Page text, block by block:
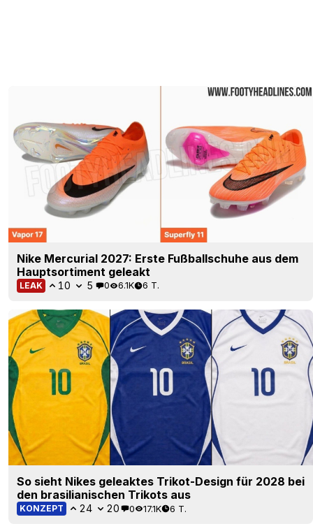
Nike Mercurial 2027: Erste Fußballschuhe aus dem
Hauptsortiment geleakt
LEAK 10 5 0 6.1K 6 T.
So sieht Nikes geleaktes Trikot-Design für 2028 bei
den brasilianischen Trikots aus
KONZEPT 24 20 0 17.1K 6 T.